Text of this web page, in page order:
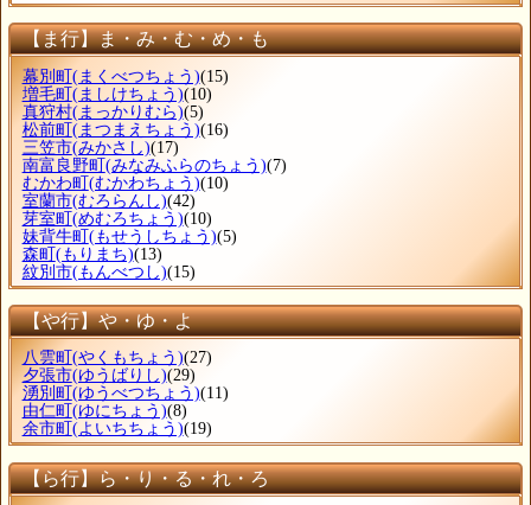
【ま行】ま・み・む・め・も
幕別町(まくべつちょう)(15)
増毛町(ましけちょう)(10)
真狩村(まっかりむら)(5)
松前町(まつまえちょう)(16)
三笠市(みかさし)(17)
南富良野町(みなみふらのちょう)(7)
むかわ町(むかわちょう)(10)
室蘭市(むろらんし)(42)
芽室町(めむろちょう)(10)
妹背牛町(もせうしちょう)(5)
森町(もりまち)(13)
紋別市(もんべつし)(15)
【や行】や・ゆ・よ
八雲町 (やくもちょう)(27)
夕張市(ゆうばりし)(29)
湧別町 (ゆうべつちょう)(11)
由仁町 (ゆにちょう)(8)
余市町 (よいちちょう)(19)
【ら行】ら・り・る・れ・ろ